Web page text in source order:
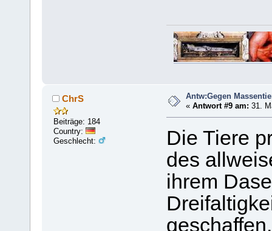
ChrS
Beiträge: 184
Country:
Geschlecht:
Antw:Gegen
«Antwort #9 am: 31.
Die Tiere
des
ihrem